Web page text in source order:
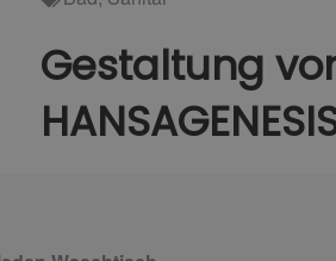
Gestaltung